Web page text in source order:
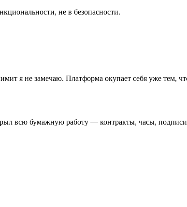
не в безопасности.
я не замечаю. Платформа окупает себя уже тем,
всю бумажную работу — контракты, часы,